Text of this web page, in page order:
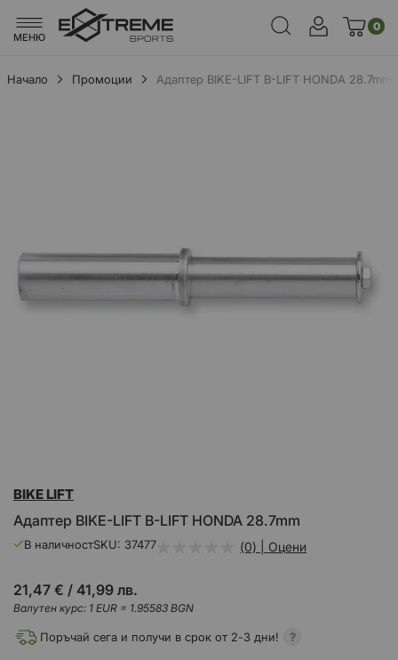
МЕНЮ
0
Начало Промоции
Адаптер BIKE-LIFT B-LIFT HONDA 28.7mm
към
на
галерия
Адаптер BIKE-LIFT B-LIFT HONDA 28.7mm
BIKE LIFT
В наличностSKU 37477 (0) | Оцени
21,47 € / 41,99 лв.
Валутен курс: 1 EUR = 1.95583 BGN
Поръчай сега и получи в срок от 2-3 дни!